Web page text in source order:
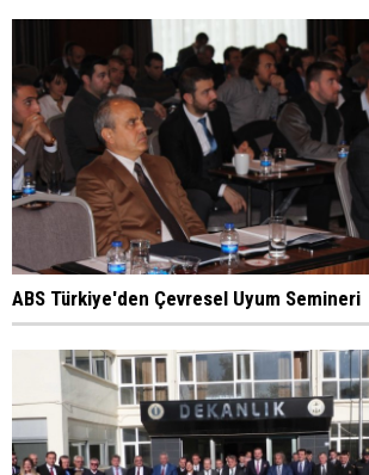
ABS Türkiye'den Çevresel Uyum Semineri